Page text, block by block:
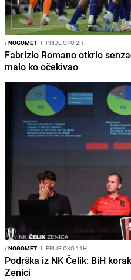
/NOGOMET I PRIJE OKO 2H
Fabrizio Romano otkrio
malo ko očekivao
/NOGOMET I PRIJE OKO 11H
Podrška iz NK Čelik: BiH
Zenici